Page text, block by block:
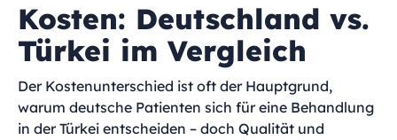
Kosten: Deutschland vs.
Türkei im Vergleich
Der Kostenunterschied ist oft der Hauptgrund,
warum deutsche Patienten sich für eine Behandlung
in der Türkei entscheiden – doch Qualität und